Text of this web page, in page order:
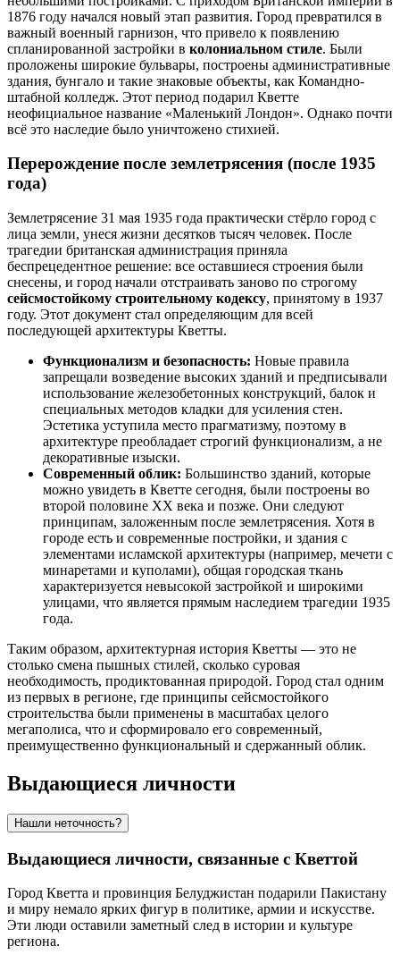
1876 году начался новый этап развития. Город превратился в
важный военный гарнизон, что привело к появлению
спланированной застройки в колониальном стиле. Были
проложены широкие бульвары, построены административные
здания, бунгало и такие знаковые объекты, как Командно-
штабной колледж. Этот период подарил Кветте
неофициальное название «Маленький Лондон». Однако почти
всё это наследие было уничтожено стихией.
Перерождение после землетрясения (после 1935
года)
Землетрясение 31 мая 1935 года практически стёрло город с
лица земли, унеся жизни десятков тысяч человек. После
трагедии британская администрация приняла
беспрецедентное решение: все оставшиеся строения были
снесены, и город начали отстраивать заново по строгому
сейсмостойкому строительному кодексу, принятому в 1937
году. Этот документ стал определяющим для всей
последующей архитектуры Кветты.
Функционализм и безопасность: Новые правила
запрещали возведение высоких зданий и предписывали
использование железобетонных конструкций, балок и
специальных методов кладки для усиления стен.
Эстетика уступила место прагматизму, поэтому в
архитектуре преобладает строгий функционализм, а не
декоративные изыски.
Современный облик: Большинство зданий, которые
можно увидеть в Кветте сегодня, были построены во
второй половине XX века и позже. Они следуют
принципам, заложенным после землетрясения. Хотя в
городе есть и современные постройки, и здания с
элементами исламской архитектуры (например, мечети с
минаретами и куполами), общая городская ткань
характеризуется невысокой застройкой и широкими
улицами, что является прямым наследием трагедии 1935
года.
Таким образом, архитектурная история Кветты — это не
столько смена пышных стилей, сколько суровая
необходимость, продиктованная природой. Город стал одним
из первых в регионе, где принципы сейсмостойкого
строительства были применены в масштабах целого
мегаполиса, что и сформировало его современный,
преимущественно функциональный и сдержанный облик.
Выдающиеся личности
Нашли неточность?
Выдающиеся личности, связанные с Кветтой
Город Кветта и провинция Белуджистан подарили Пакистану
и миру немало ярких фигур в политике, армии и искусстве.
Эти люди оставили заметный след в истории и культуре
региона.